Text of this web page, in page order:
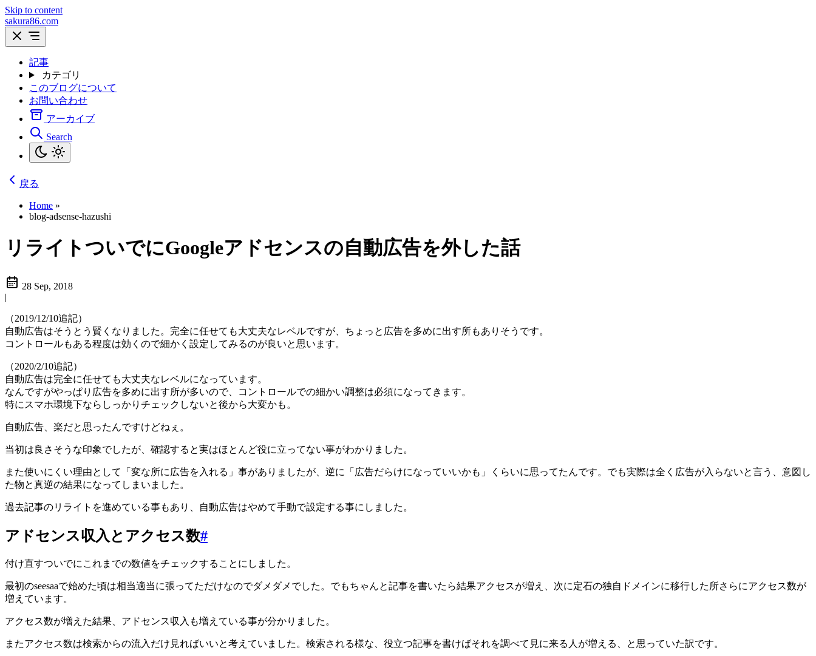
Skip to content
sakura86.com
記事
カテゴリ
このブログについて
お問い合わせ
アーカイブ
Search
戻る
Home »
blog-adsense-hazushi
リライトついでにGoogleアドセンスの自動広告を外した話
28 Sep, 2018
|
（2019/12/10追記）
自動広告はそうとう賢くなりました。完全に任せても大丈夫なレベルですが、ちょっと広告を多めに出す所もありそうです。
コントロールもある程度は効くので細かく設定してみるのが良いと思います。
（2020/2/10追記）
自動広告は完全に任せても大丈夫なレベルになっています。
なんですがやっぱり広告を多めに出す所が多いので、コントロールでの細かい調整は必須になってきます。
特にスマホ環境下ならしっかりチェックしないと後から大変かも。
自動広告、楽だと思ったんですけどねぇ。
当初は良さそうな印象でしたが、確認すると実はほとんど役に立ってない事がわかりました。
また使いにくい理由として「変な所に広告を入れる」事がありましたが、逆に「広告だらけになっていいかも」くらいに思ってたんです。でも実際は全く広告が入らないと言う、意図し
た物と真逆の結果になってしまいました。
過去記事のリライトを進めている事もあり、自動広告はやめて手動で設定する事にしました。
アドセンス収入とアクセス数#
付け直すついでにこれまでの数値をチェックすることにしました。
最初のseesaaで始めた頃は相当適当に張ってただけなのでダメダメでした。でもちゃんと記事を書いたら結果アクセスが増え、次に定石の独自ドメインに移行した所さらにアクセス数が
増えています。
アクセス数が増えた結果、アドセンス収入も増えている事が分かりました。
またアクセス数は検索からの流入だけ見ればいいと考えていました。検索される様な、役立つ記事を書けばそれを調べて見に来る人が増える、と思っていた訳です。